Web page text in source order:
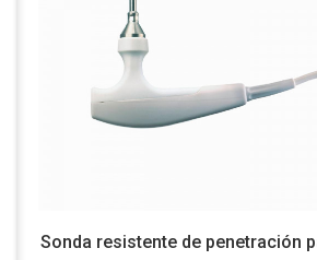
Sonda resistente de penetración